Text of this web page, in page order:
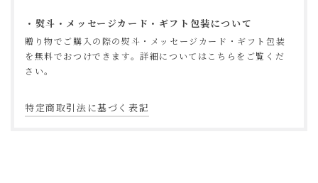
熨斗・メッセージカード・ギフト包装について
贈り物でご購入の際の熨斗・メッセージカード・ギフト包装
を無料でおつけできます。詳細についてはこちらをご覧くだ
さい。
特定商取引法に基づく表記